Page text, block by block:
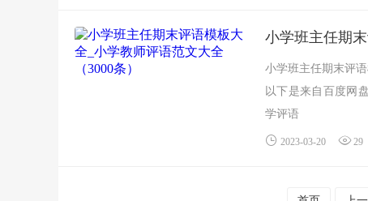
小学班主任期
小学班主任期末评
以下是来自百度网
学评语
通...2023-03-20 29